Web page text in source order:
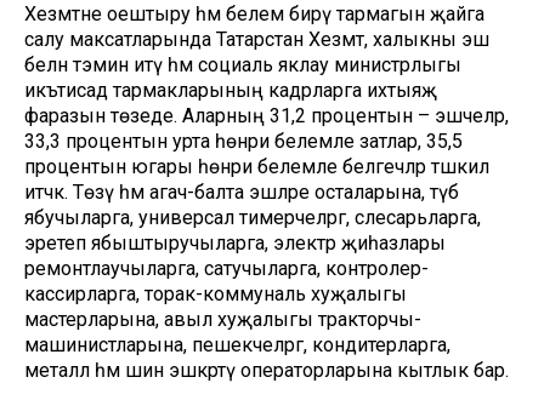
Хезмәтне оештыру һәм белем бирү тармагын җайга
салу максатларында Татарстан Хезмәт, халыкны эш
белән тәэмин итү һәм социаль яклау министрлыгы
икътисад тармакларының кадрларга ихтыяҗ
фаразын төзеде. Аларның 31,2 процентын – эшчеләр,
33,3 процентын урта һөнәри белемле затлар, 35,5
процентын югары һөнәри белемле белгечләр тәшкил
итәчәк. Төзү һәм агач-балта эшләре осталарына, түбә
ябучыларга, универсал тимерчеләргә, слесарьларга,
эретеп ябыштыручыларга, электр җиһазлары
ремонтлаучыларга, сатучыларга, контролер-
кассирларга, торак-коммуналь хуҗалыгы
мастерларына, авыл хуҗалыгы тракторчы-
машинистларына, пешекчеләргә, кондитерларга,
металл һәм шин эшкәртү операторларына кытлык бар.